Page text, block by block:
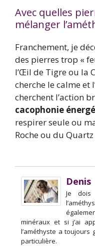
Avec quelles
mélanger
Franchement, je
des pierres trop «
l’Œil de Tigre ou la
cherche le calme et
cherchent l’action
cacophonie
respirer seule ou
Roche ou du
Denis
Je
minéraux et si j’ai
l’améthyste a toujours
particulière.